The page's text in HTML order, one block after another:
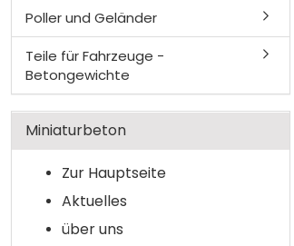
Poller und Geländer
Teile für Fahrzeuge -
Betongewichte
Miniaturbeton
Zur Hauptseite
Aktuelles
über uns